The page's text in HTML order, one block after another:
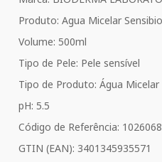
Produto: Agua Micelar
Volume: 500ml
Tipo de Pele: Pele sensível
Tipo de Produto: Água Micelar
pH: 5.5
Código de Referência: 1026068
GTIN (EAN): 3401345935571